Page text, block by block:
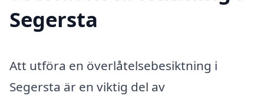
Segersta
Att utföra en överlåtelsebesiktning i
Segersta är en viktig del av